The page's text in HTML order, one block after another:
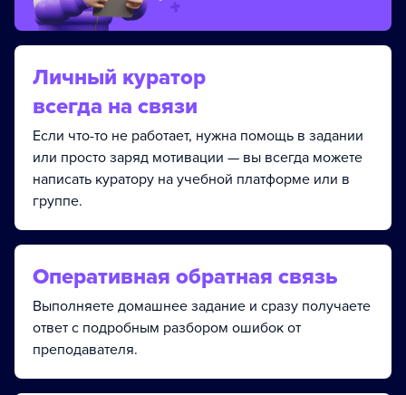
Личный куратор
всегда на связи
Если что-то не работает, нужна помощь в задании
или просто заряд мотивации — вы всегда можете
написать куратору на учебной платформе или в
группе.
Оперативная обратная связь
Выполняете домашнее задание и сразу получаете
ответ с подробным разбором ошибок от
преподавателя.